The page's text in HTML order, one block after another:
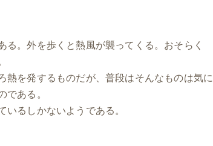
。外を歩くと熱風が襲ってくる。おそらく
を発するものだが、普段はそんなものは気に
ある。
るしかないようである。